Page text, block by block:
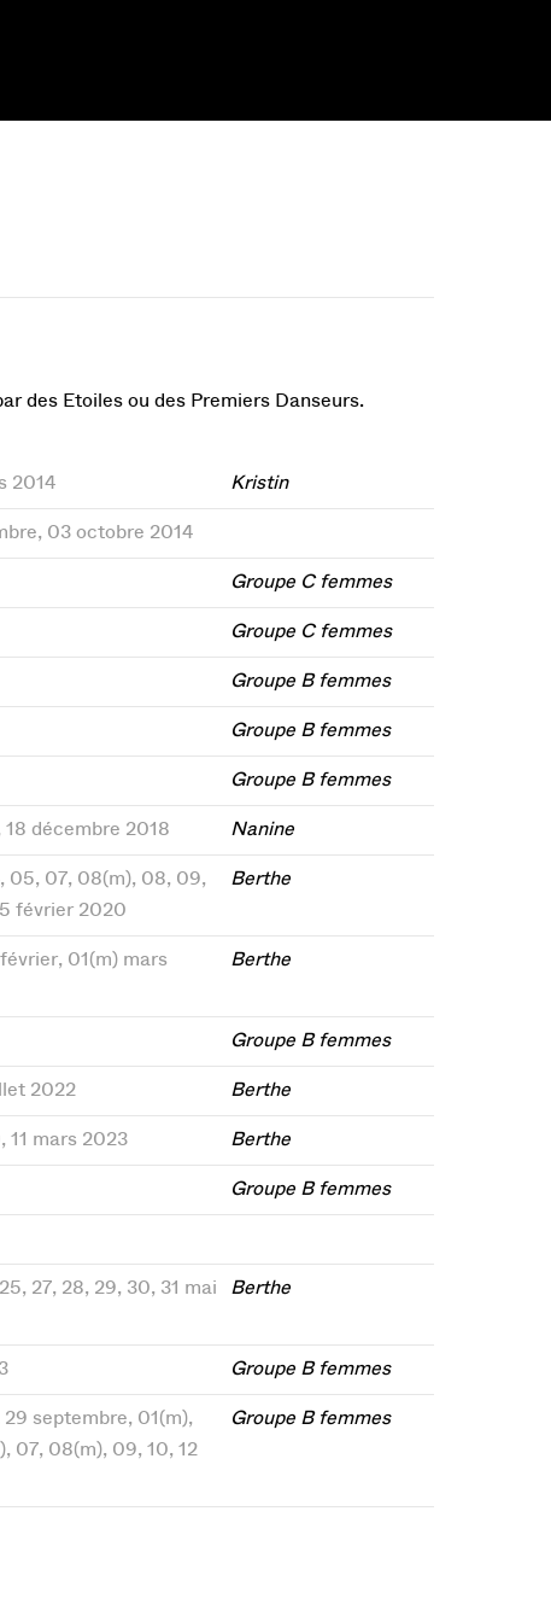
des Etoiles ou des Premiers Danseurs.
2014 Kristin
03 octobre 2014
Groupe C femmes
Groupe C femmes
Groupe B femmes
Groupe B femmes
Groupe B femmes
18 décembre 2018 Nanine
05, 07, 08(m), 08, 09,
février 2020
Berthe
01(m) mars
Berthe
Groupe B femmes
2022 Berthe
11 mars 2023 Berthe
Groupe B femmes
27, 28, 29, 30, 31 mai
Berthe
Groupe B femmes
29 septembre, 01(m),
07, 08(m), 09, 10, 12
Groupe B femmes